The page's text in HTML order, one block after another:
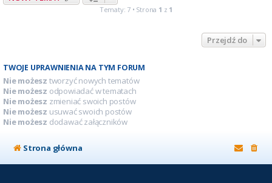
Tematy: 7 • Strona 1 z 1
Przejdź do
TWOJE UPRAWNIENIA NA TYM FORUM
Nie możesz tworzyć nowych tematów
Nie możesz odpowiadać w tematach
Nie możesz zmieniać swoich postów
Nie możesz usuwać swoich postów
Nie możesz dodawać załączników
Strona główna